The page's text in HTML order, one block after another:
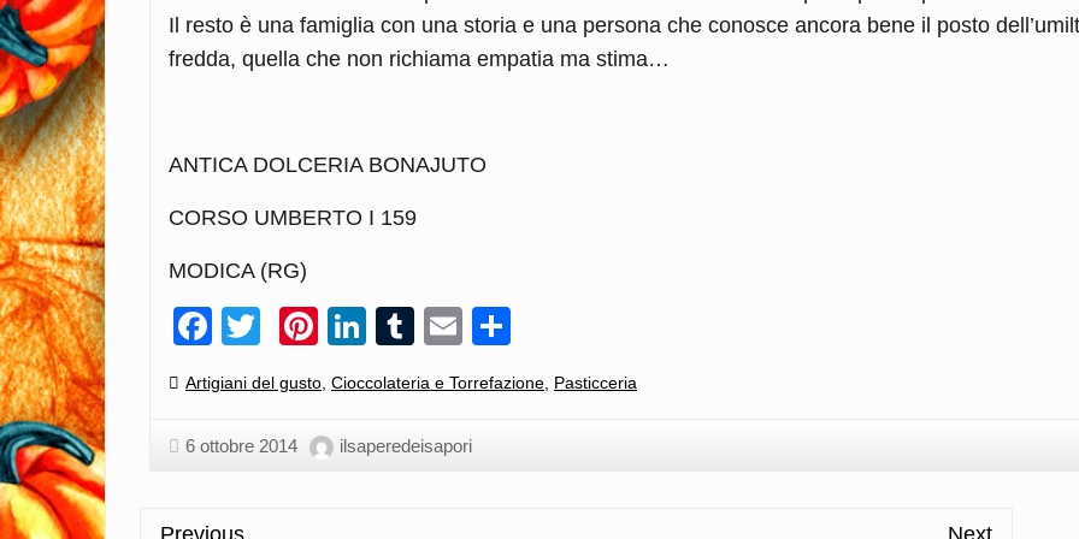
Il resto è una famiglia con una storia e una persona che conosce ancora bene il posto
fredda, quella che non richiama empatia ma stima…
ANTICA DOLCERIA BONAJUTO
CORSO UMBERTO I 159
MODICA (RG)
Facebook
TwitterPinterest
LinkedIn
Tumblr
Email
Categories:
Artigiani del gusto Cioccolateria e Torrefazione Pasticceria
6 ottobre 2014 ilsaperedeisapori